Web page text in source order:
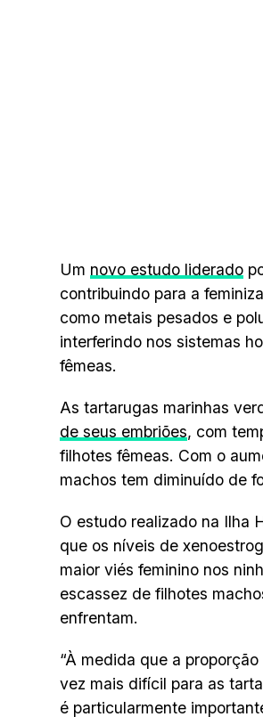
Um novo estudo liderado
contribuindo para a
como metais pesados e
interferindo nos sistemas
fêmeas.
As tartarugas marinhas
de seus embriões, com
filhotes fêmeas. Com o
machos tem diminuído de
O estudo realizado na Ilha
que os níveis de
maior viés feminino nos
escassez de filhotes
enfrentam.
“À medida que a
vez mais difícil para as
é particularmente